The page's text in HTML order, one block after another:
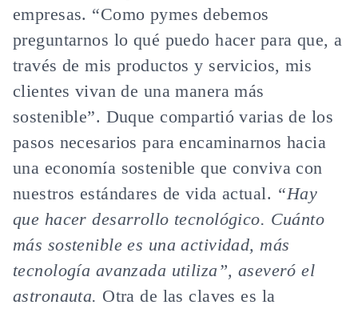
empresas. “Como pymes debemos
preguntarnos lo qué puedo hacer para que, a
través de mis productos y servicios, mis
clientes vivan de una manera más
sostenible”. Duque compartió varias de los
pasos necesarios para encaminarnos hacia
una economía sostenible que conviva con
nuestros estándares de vida actual. “Hay
que hacer desarrollo tecnológico. Cuánto
más sostenible es una actividad, más
tecnología avanzada utiliza”, aseveró el
astronauta. Otra de las claves es la